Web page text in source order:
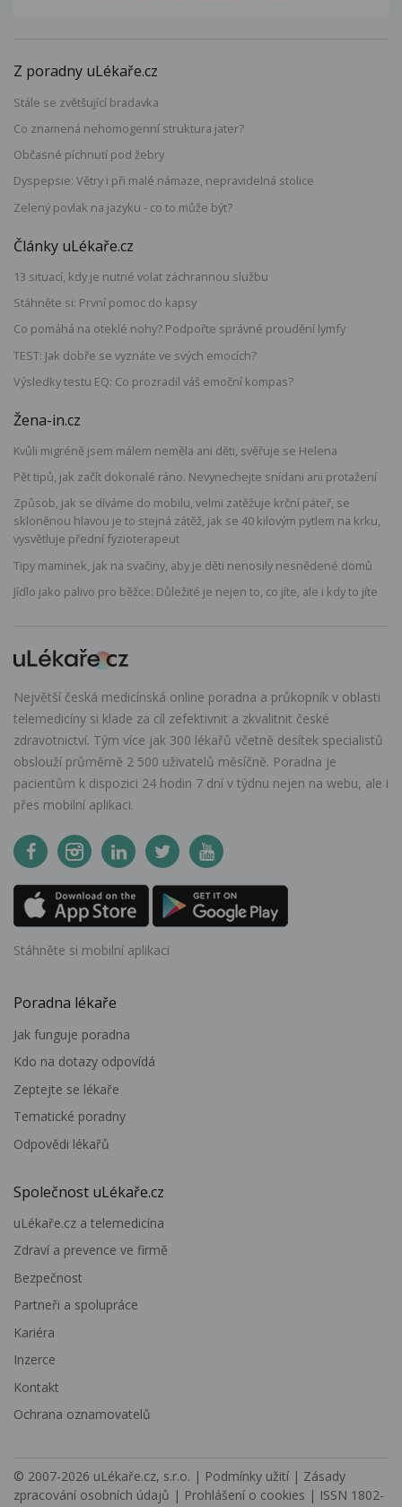
Z poradny uLékaře.cz
Stále se zvětšující bradavka
Co znamená nehomogenní struktura jater?
Občasné píchnutí pod žebry
Dyspepsie: Větry i při malé námaze, nepravidelná stolice
Zelený povlak na jazyku - co to může být?
Články uLékaře.cz
13 situací, kdy je nutné volat záchrannou službu
Stáhněte si: První pomoc do kapsy
Co pomáhá na oteklé nohy? Podpořte správné proudění lymfy
TEST: Jak dobře se vyznáte ve svých emocích?
Výsledky testu EQ: Co prozradil váš emoční kompas?
Žena-in.cz
Kvůli migréně jsem málem neměla ani děti, svěřuje se Helena
Pět tipů, jak začít dokonalé ráno. Nevynechejte snídani ani protažení
Způsob, jak se díváme do mobilu, velmi zatěžuje krční páteř, se
skloněnou hlavou je to stejná zátěž, jak se 40 kilovým pytlem na krku,
vysvětluje přední fyzioterapeut
Tipy maminek, jak na svačiny, aby je děti nenosily nesnědené domů
Jídlo jako palivo pro běžce: Důležité je nejen to, co jíte, ale i kdy to jíte
Největší česká medicínská online poradna a průkopník v oblasti
telemedicíny si klade za cíl zefektivnit a zkvalitnit české
zdravotnictví. Tým více jak 300 lékařů včetně desítek specialistů
obslouží průměrně 2 500 uživatelů měsíčně. Poradna je
pacientům k dispozici 24 hodin 7 dní v týdnu nejen na webu, ale i
přes mobilní aplikaci.
Stáhněte si mobilní aplikaci
Poradna lékaře
Jak funguje poradna
Kdo na dotazy odpovídá
Zeptejte se lékaře
Tematické poradny
Odpovědi lékařů
Společnost uLékaře.cz
uLékaře.cz a telemedicína
Zdraví a prevence ve firmě
Bezpečnost
Partneři a spolupráce
Kariéra
Inzerce
Kontakt
Ochrana oznamovatelů
© 2007-2026 uLékaře.cz, s.r.o. | Podmínky užití | Zásady
zpracování osobních údajů | Prohlášení o cookies | ISSN 1802-